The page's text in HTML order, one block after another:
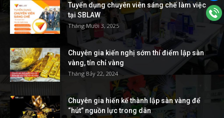
Tuyển dụng chuyên viên sáng chế làm việc
tại SBLAW
Tháng Mười 3, 2025
Chuyên gia kiến nghị sớm thí điểm lập sàn
vàng, tín chỉ vàng
Tháng Bảy 22, 2024
Chuyên gia hiến kế thành lập sàn vàng để
“hút” nguồn lực trong dân